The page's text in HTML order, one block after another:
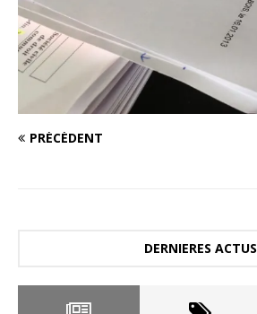
PRÉCÉDENT
DERNIERES ACTUS